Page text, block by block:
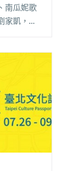
南瓜妮歌
家凱，分
熱話題，
團玩不夠